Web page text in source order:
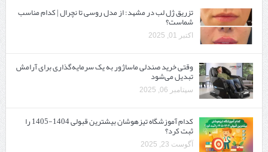
تزریق ژل لب در مشهد: از مدل روسی تا نچرال | کدام مناسب
شماست؟
اکتبر 01, 2025
وقتی خرید صندلی ماساژور به یک سرمایه‌گذاری برای آرامش
تبدیل می‌شود
سپتامبر 06, 2025
کدام آموزشگاه تیزهوشان بیشترین قبولی 1404-1405 را
ثبت کرد؟
آگوست 23, 2025